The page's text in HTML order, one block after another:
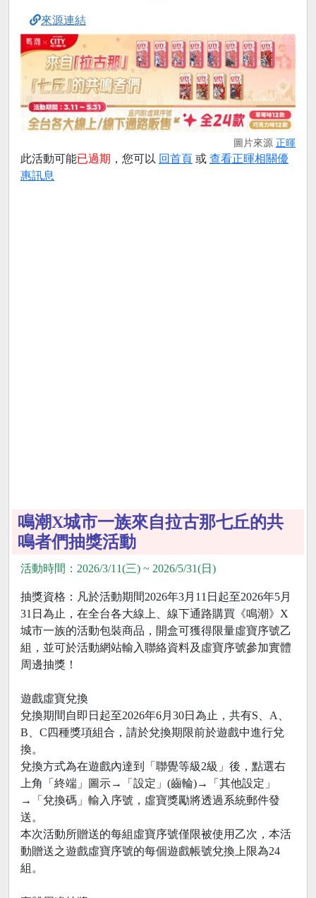
來源連結
圖片來源 正暉
此活動可能已過期 ，您可以 回首頁 或 查看正暉相關優
惠訊息
鳴潮X城市一族來自拉古那七丘的共
鳴者們抽獎活動
活動時間：2026/3/11(三) ~ 2026/5/31(日)
抽獎資格：凡於活動期間2026年3月11日起至2026年5月
31日為止，在全台各大線上、線下通路購買《鳴潮》X
城市一族的活動包裝商品，開盒可獲得限量虛寶序號乙
組，並可於活動網站輸入聯絡資料及虛寶序號參加實體
周邊抽獎！
遊戲虛寶兌換
兌換期間自即日起至2026年6月30日為止，共有S、A、
B、C四種獎項組合，請於兌換期限前於遊戲中進行兌
換。
兌換方式為在遊戲內達到「聯覺等級2級」後，點選右
上角「終端」圖示→「設定」(齒輪)→「其他設定」
→「兌換碼」輸入序號，虛寶獎勵將透過系統郵件發
送。
本次活動所贈送的每組虛寶序號僅限被使用乙次，本活
動贈送之遊戲虛寶序號的每個遊戲帳號兌換上限為24
組。